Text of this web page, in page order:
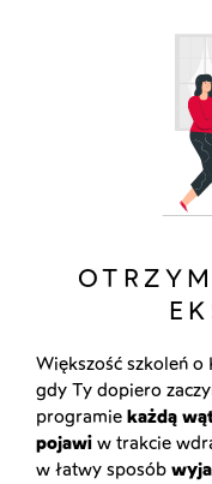
Większość szkoleń o
gdy Ty dopiero
programie każdą
pojawi w trakcie
w łatwy sposób